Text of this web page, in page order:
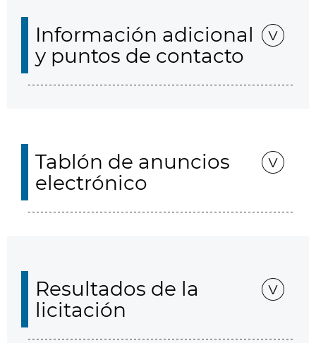
Información adicional
y puntos de contacto
Tablón de anuncios
electrónico
Resultados de la
licitación